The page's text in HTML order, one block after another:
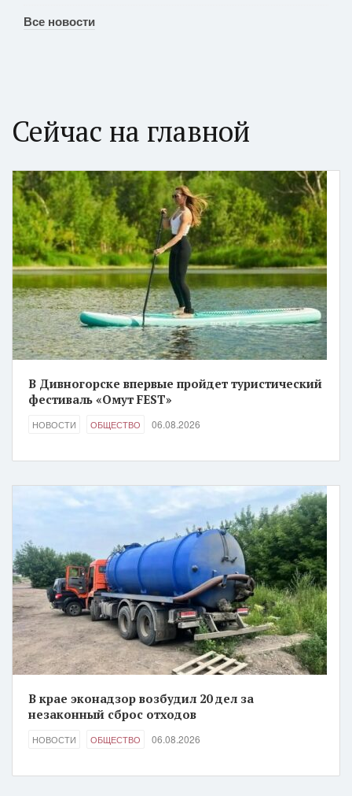
Все новости
Сейчас на главной
В Дивногорске впервые пройдет туристический
фестиваль «Омут FEST»
НОВОСТИ ОБЩЕСТВО 06.08.2026
В крае эконадзор возбудил 20 дел за
незаконный сброс отходов
НОВОСТИ ОБЩЕСТВО 06.08.2026